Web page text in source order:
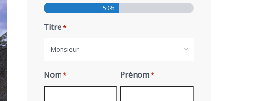
50%
Titre*
Monsieur
Nom* Prénom*